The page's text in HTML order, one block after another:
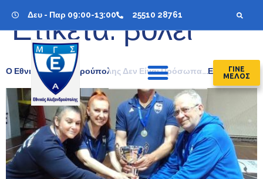
Δευ - Παρ 09:00-13:00 25510 28761
ΓΙΝΕ
ΜΕΛΟΣ
Ετικέτα:βόλεϊ
Ο Εθνικός Αλεξανδρούπολης Δεν Είναι Πρόσωπα….είναι Ιδέα!!!!!